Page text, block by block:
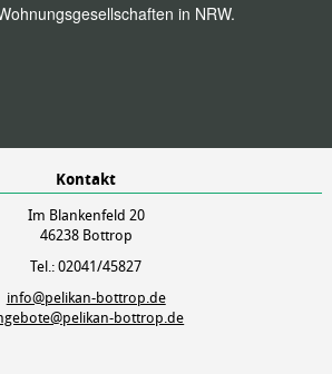
in NRW.
Kontakt
Im Blankenfeld 20
46238 Bottrop
Tel.: 02041/45827
info@pelikan-bottrop.de
bottrop.de